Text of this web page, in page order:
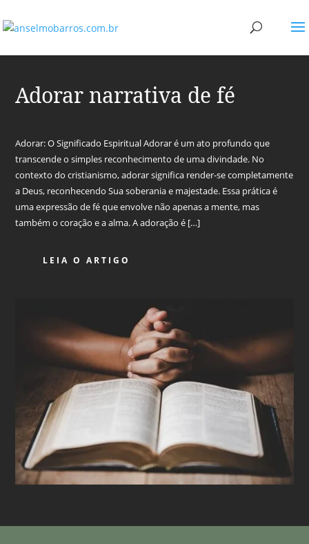
Adorar narrativa de fé
Adorar: O Significado Espiritual Adorar é um ato profundo que
transcende o simples reconhecimento de uma divindade. No
contexto do cristianismo, adorar significa render-se completamente
a Deus, reconhecendo Sua soberania e majestade. Essa prática é
uma expressão de fé que envolve não apenas a mente, mas
também o coração e a alma. A adoração é […]
LEIA O ARTIGO